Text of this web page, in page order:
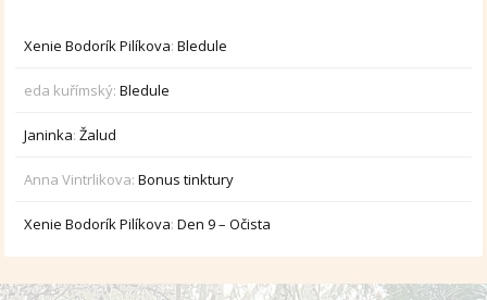
Xenie Bodorík Pilíkova:Bledule
eda kuřímský:Bledule
Janinka:Žalud
Anna Vintrlikova:Bonus tinktury
Xenie Bodorík Pilíkova:Den 9 – Očista